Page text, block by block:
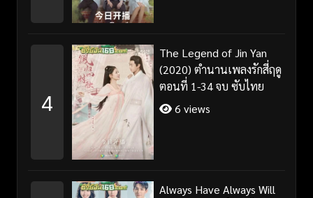
4
The Legend of Jin Yan
(2020) ตำนานเพลงรักสี่ฤดู
ตอนที่ 1-34 จบ ซับไทย
6 views
Always Have Always Will